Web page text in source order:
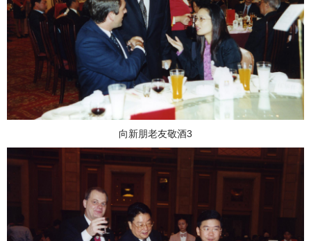
向新朋老友敬酒3